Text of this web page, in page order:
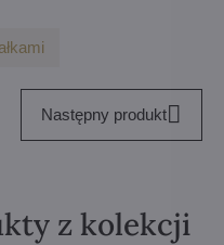
Następny produkt
z kolekcji